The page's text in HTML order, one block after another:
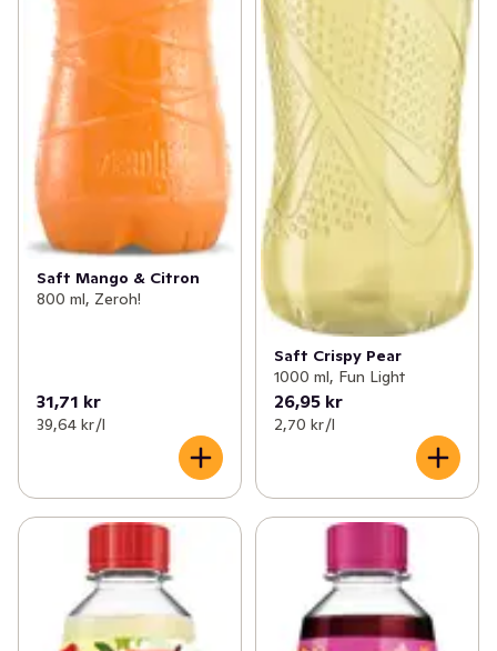
Saft Mango & Citron
800 ml, Zeroh!
31,71 kr
39,64 kr /l
Saft Crispy Pear
1000 ml, Fun Light
26,95 kr
2,70 kr /l